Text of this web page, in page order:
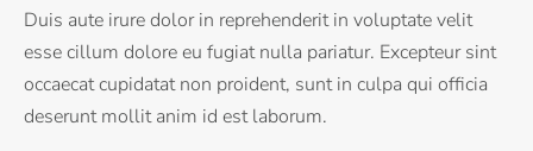
Duis aute irure dolor in reprehenderit in voluptate velit
esse cillum dolore eu fugiat nulla pariatur. Excepteur sint
occaecat cupidatat non proident, sunt in culpa qui officia
deserunt mollit anim id est laborum.